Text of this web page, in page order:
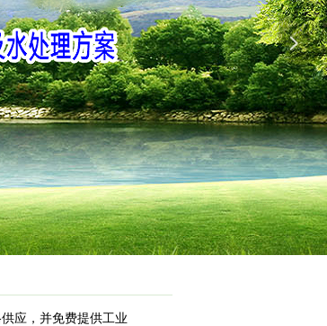
넲
应，并免费提供工业